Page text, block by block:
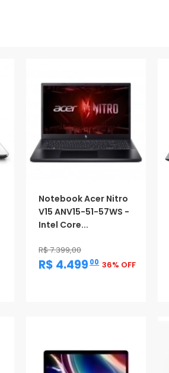
Notebook Acer Nitro
V15 ANV15-51-57WS -
Intel Core...
R$ 7.399,00
R$ 4.499 ,00 36% OFF